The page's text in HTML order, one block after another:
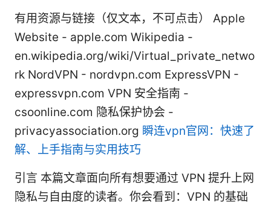
有用资源与链接（仅文本，不可点击） Apple
Website - apple.com Wikipedia -
en.wikipedia.org/wiki/Virtual_private_netwo
rk NordVPN - nordvpn.com ExpressVPN -
expressvpn.com VPN 安全指南 -
csoonline.com 隐私保护协会 -
privacyassociation.org 瞬连vpn官网：快速了
解、上手指南与实用技巧
引言 本篇文章面向所有想要通过 VPN 提升上网
隐私与自由度的读者。你会看到：VPN 的基础